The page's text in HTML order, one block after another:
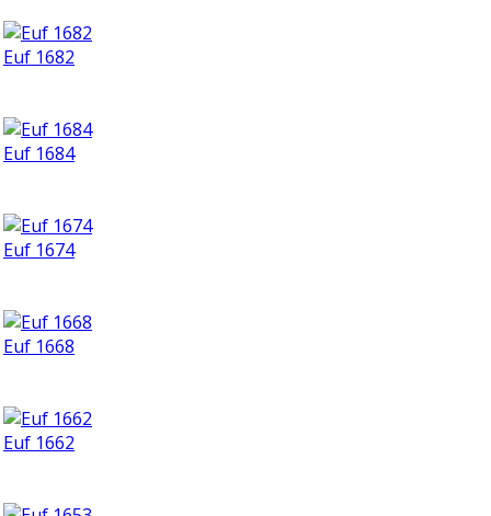
Euf 1682
Euf 1684
Euf 1674
Euf 1668
Euf 1662